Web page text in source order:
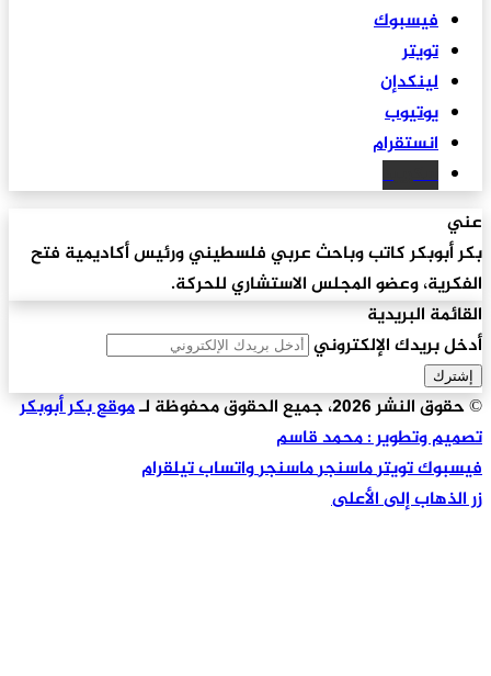
فيسبوك
تويتر
لينكدإن
يوتيوب
انستقرام
سكريبد
عني
بكر أبوبكر كاتب وباحث عربي فلسطيني ورئيس أكاديمية فتح
الفكرية، وعضو المجلس الاستشاري للحركة.
القائمة البريدية
أدخل بريدك الإلكتروني
© حقوق النشر 2026، جميع الحقوق محفوظة لـ
موقع بكر أبوبكر
تصميم وتطوير : محمد قاسم
فيسبوكتويترماسنجرماسنجرواتسابتيلقرام
زر الذهاب إلى الأعلى